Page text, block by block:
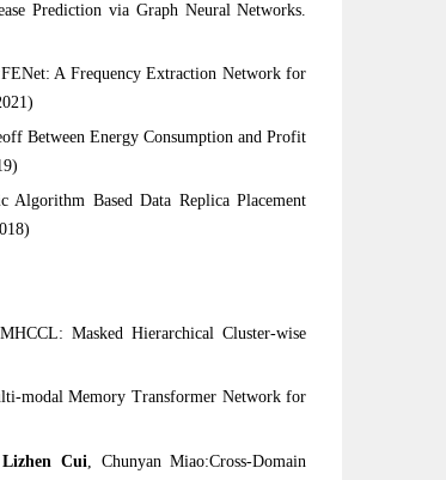
Prediction via Graph Neural Networks.
A Frequency Extraction Network for
Between Energy Consumption and Profit
Based Data Replica Placement
Masked Hierarchical Cluster-wise
modal Memory Transformer Network for
Lizhen Cui, Chunyan Miao:Cross-Domain